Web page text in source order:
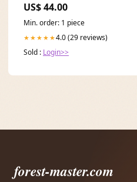
US$ 44.00
Min. order: 1 piece
★★★★★4.0 (29 reviews)
Sold : Login>>
forest-master.com